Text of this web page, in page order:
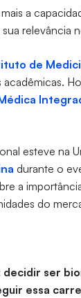
a
relevância
de
esteve na
durante o
a
do
ser
essa